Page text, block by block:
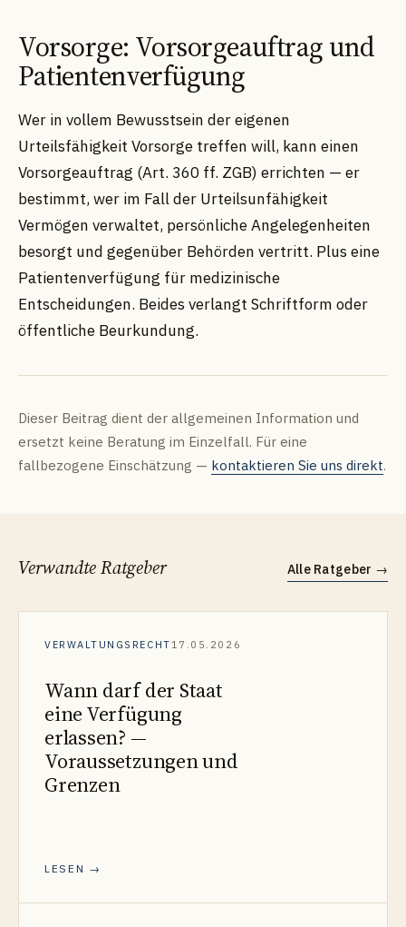
Vorsorge: Vorsorgeauftrag und
Patientenverfügung
Wer in vollem Bewusstsein der eigenen
Urteilsfähigkeit Vorsorge treffen will, kann einen
Vorsorgeauftrag (Art. 360 ff. ZGB) errichten — er
bestimmt, wer im Fall der Urteilsunfähigkeit
Vermögen verwaltet, persönliche Angelegenheiten
besorgt und gegenüber Behörden vertritt. Plus eine
Patientenverfügung für medizinische
Entscheidungen. Beides verlangt Schriftform oder
öffentliche Beurkundung.
Dieser Beitrag dient der allgemeinen Information und
ersetzt keine Beratung im Einzelfall. Für eine
fallbezogene Einschätzung — kontaktieren Sie uns direkt.
Verwandte Ratgeber Alle Ratgeber →
VERWALTUNGSRECHT17.05.2026
Wann darf der Staat
eine Verfügung
erlassen? —
Voraussetzungen und
Grenzen
LESEN →